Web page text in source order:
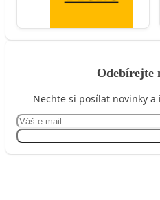
Odebírejte
Nechte si posílat novinky